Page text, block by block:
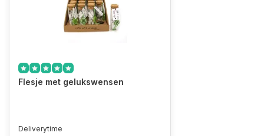
Flesje met gelukswensen
Deliverytime